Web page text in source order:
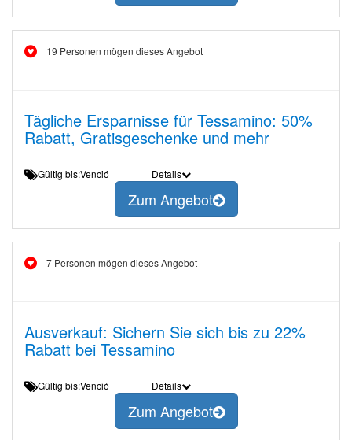
19 Personen mögen dieses Angebot
Tägliche Ersparnisse für Tessamino: 50%
Rabatt, Gratisgeschenke und mehr
Gültig bis:Venció Details
Zum Angebot
7 Personen mögen dieses Angebot
Ausverkauf: Sichern Sie sich bis zu 22%
Rabatt bei Tessamino
Gültig bis:Venció Details
Zum Angebot